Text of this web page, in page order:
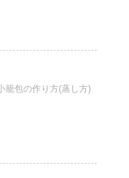
籠包の作り方(蒸し方)